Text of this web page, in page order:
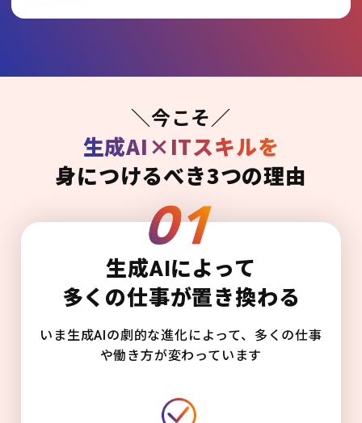
＼今こそ／
生成AI×ITスキルを
身につけるべき3つの理由
生成AIによって
多くの仕事が置き換わる
いま生成AIの劇的な進化によって、多くの仕事
や働き方が変わっています